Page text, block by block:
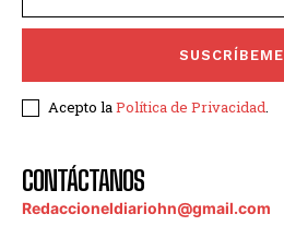
SUSCRÍBEME
Acepto laPolítica de Privacidad.
CONTÁCTANOS
Redaccioneldiariohn@gmail.com